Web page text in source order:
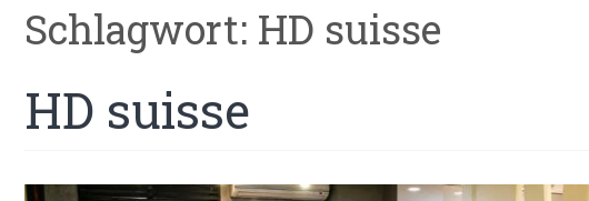
Schlagwort: HD suisse
HD suisse